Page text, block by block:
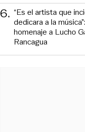
6. “Es el artista que
dedicara a la
homenaje a Lucho
Rancagua